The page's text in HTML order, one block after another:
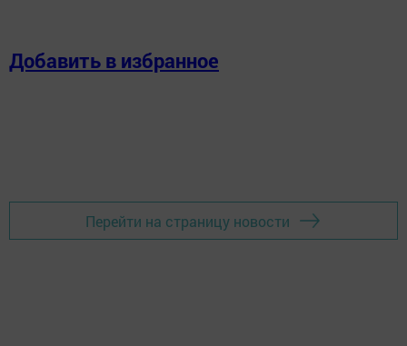
Добавить в избранное
Перейти на страницу новости